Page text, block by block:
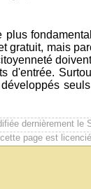
gratuit, mais
d'entrée.
dernièrement le
page est